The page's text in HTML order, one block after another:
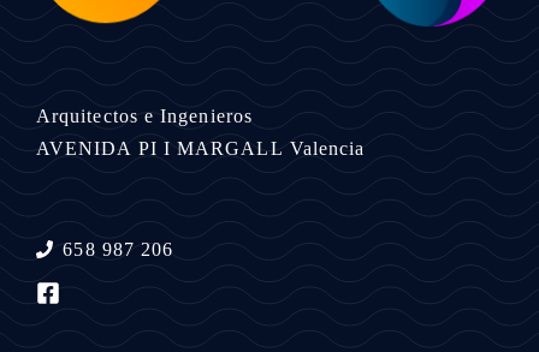
Arquitectos e Ingenieros
AVENIDA PI I MARGALL Valencia
658 987 206